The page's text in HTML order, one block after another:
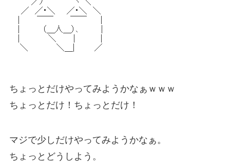
ちょっとだけやってみようかなぁｗｗｗ
ちょっとだけ！ちょっとだけ！
マジで少しだけやってみようかなぁ。
ちょっとどうしよう。